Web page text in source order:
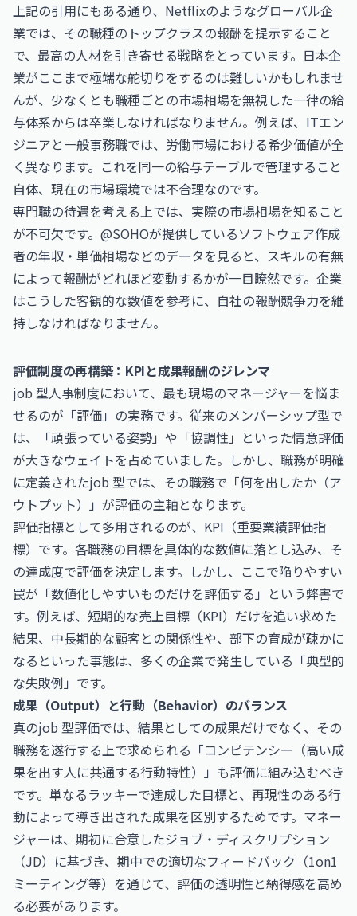
上記の引用にもある通り、Netflixのようなグローバル企
業では、その職種のトップクラスの報酬を提示すること
で、最高の人材を引き寄せる戦略をとっています。日本企
業がここまで極端な舵切りをするのは難しいかもしれませ
んが、少なくとも職種ごとの市場相場を無視した一律の給
与体系からは卒業しなければなりません。例えば、ITエン
ジニアと一般事務職では、労働市場における希少価値が全
く異なります。これを同一の給与テーブルで管理すること
自体、現在の市場環境では不合理なのです。
専門職の待遇を考える上では、実際の市場相場を知ること
が不可欠です。@SOHOが提供しているソフトウェア作成
者の年収・単価相場などのデータを見ると、スキルの有無
によって報酬がどれほど変動するかが一目瞭然です。企業
はこうした客観的な数値を参考に、自社の報酬競争力を維
持しなければなりません。
評価制度の再構築：KPIと成果報酬のジレンマ
job 型人事制度において、最も現場のマネージャーを悩ま
せるのが「評価」の実務です。従来のメンバーシップ型で
は、「頑張っている姿勢」や「協調性」といった情意評価
が大きなウェイトを占めていました。しかし、職務が明確
に定義されたjob 型では、その職務で「何を出したか（ア
ウトプット）」が評価の主軸となります。
評価指標として多用されるのが、KPI（重要業績評価指
標）です。各職務の目標を具体的な数値に落とし込み、そ
の達成度で評価を決定します。しかし、ここで陥りやすい
罠が「数値化しやすいものだけを評価する」という弊害で
す。例えば、短期的な売上目標（KPI）だけを追い求めた
結果、中長期的な顧客との関係性や、部下の育成が疎かに
なるといった事態は、多くの企業で発生している「典型的
な失敗例」です。
成果（Output）と行動（Behavior）のバランス
真のjob 型評価では、結果としての成果だけでなく、その
職務を遂行する上で求められる「コンピテンシー（高い成
果を出す人に共通する行動特性）」も評価に組み込むべき
です。単なるラッキーで達成した目標と、再現性のある行
動によって導き出された成果を区別するためです。マネー
ジャーは、期初に合意したジョブ・ディスクリプション
（JD）に基づき、期中での適切なフィードバック（1on1
ミーティング等）を通じて、評価の透明性と納得感を高め
る必要があります。